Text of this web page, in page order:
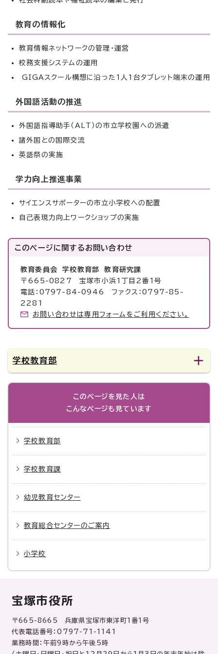
教育の情報化
教育情報ネットワークの管理・運営
校務支援システムの運用
GIGAスクール構想に沿った1人1台タブレット端末の運用
外国語活動の推進
外国語指導助手（ALT）の市立学校園への派遣
諸外国との国際交流
英語祭の実施
学力向上推進事業
サイエンスサポーターの市立小学校への配置
自己表現力向上ワークショップの実施
このページに関するお問い合わせ
教育委員会 学校教育部 教育研究課
〒665-0827 宝塚市小浜1丁目2番1号
電話：0797-84-0946 ファクス：0797-85-
2281
お問い合わせは専用フォームをご利用ください。
学校教育部
このページを見た人は
こんなページも見ています
学校教育部
学校教育課
幼児教育センター
教育総合センターのご案内
小学校
宝塚市役所
〒665-8665 兵庫県宝塚市東洋町1番1号
代表電話番号：0797-71-1141
業務時間：午前9時から午後5時